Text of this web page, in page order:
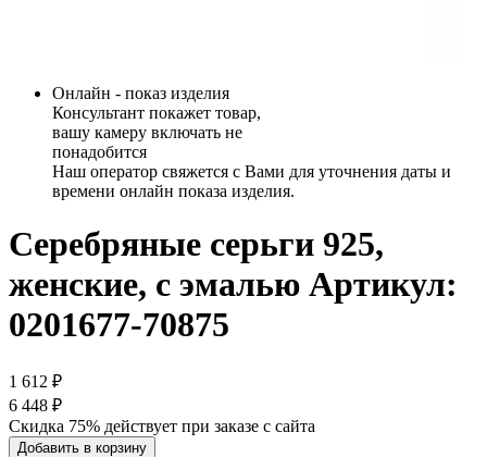
Онлайн - показ изделия
Консультант покажет товар,
вашу камеру включать не
понадобится
Наш оператор свяжется с Вами для уточнения даты и
времени онлайн показа изделия.
Серебряные серьги 925,
женские, с эмалью Артикул:
0201677-70875
1 612 ₽
6 448 ₽
Скидка 75% действует при заказе с сайта
Добавить в корзину